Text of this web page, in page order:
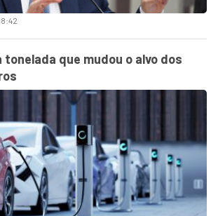
tonelada que mudou o alvo dos